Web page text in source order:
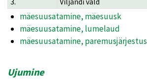
mäesuusatamine, mäesuusk
mäesuusatamine, lumelaud
mäesuusatamine, paremusjärjestus
Ujumine